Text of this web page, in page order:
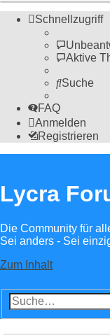
Schnellzugriff
Aktive
Suche
FAQ
Anmelden
Registrieren
Lycra
Die Community für
Sei anders - Sei
Zum Inhalt